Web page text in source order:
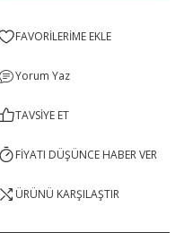
Yorum Yaz
TAVSİYE ET
FİYATI DÜŞÜNCE HABER VER
ÜRÜNÜ KARŞILAŞTIR